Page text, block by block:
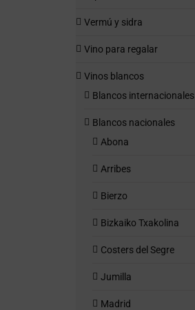
Vermú y sidra
Vino para regalar
Vinos blancos
Blancos internacionales
Blancos nacionales
Abona
Arribes
Bierzo
Bizkaiko Txakolina
Costers del Segre
Jumilla
Madrid